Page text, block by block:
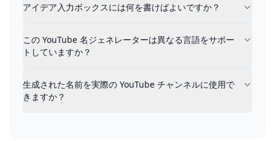
はい。この YouTube チャンネル名ジェネレーターは複
はい。すべての生成された名前は、現実的で使用可能
アイデア入力ボックスには何を書けばよいですか？
この YouTube 名ジェネレーターは異なる言語をサポー
トしていますか？
生成された名前を実際の YouTube チャンネルに使用で
きますか？